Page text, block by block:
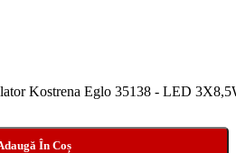
Kostrena Eglo 35138 - LED
În Coș